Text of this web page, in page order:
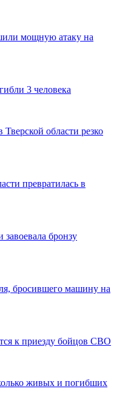
мощную атаку на
3 человека
области резко
превратилась в
завоевала бронзу
бросившего машину на
к приезду бойцов СВО
живых и погибших